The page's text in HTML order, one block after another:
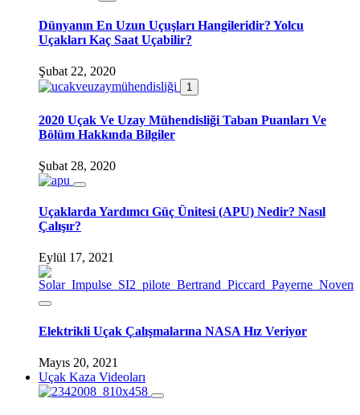
Dünyanın En Uzun Uçuşları Hangileridir? Yolcu
Uçakları Kaç Saat Uçabilir?
Şubat 22, 2020
1
2020 Uçak Ve Uzay Mühendisliği Taban Puanları Ve
Bölüm Hakkında Bilgiler
Şubat 28, 2020
Uçaklarda Yardımcı Güç Ünitesi (APU) Nedir? Nasıl
Çalışır?
Eylül 17, 2021
Elektrikli Uçak Çalışmalarına NASA Hız Veriyor
Mayıs 20, 2021
Uçak Kaza Videoları